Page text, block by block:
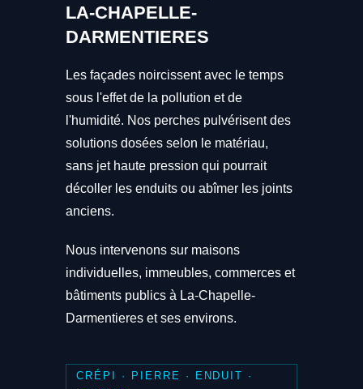
LA-CHAPELLE-
DARMENTIERES
Les façades noircissent avec le temps
sous l'effet de la pollution et de
l'humidité. Nos perches pulvérisent des
solutions dosées selon le matériau,
sans jet haute pression qui pourrait
décoller les enduits ou abîmer les joints
anciens.
Nous intervenons sur maisons
individuelles, immeubles, commerces et
bâtiments publics à La-Chapelle-
Darmentieres et ses environs.
CRÉPI · PIERRE · ENDUIT ·